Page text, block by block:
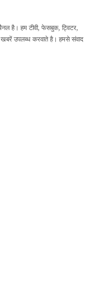
है। हम टीवी, फेसबुक, ट्विटर,
उपलब्ध करवाते है। हमसे संवाद